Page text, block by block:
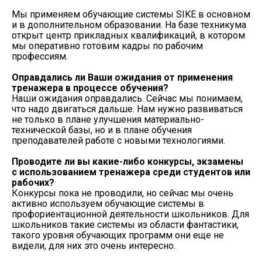
Мы применяем обучающие системы SIKE в основном
и в дополнительном образовании. На базе техникума
открыт центр прикладных квалификаций, в котором
мы оперативно готовим кадры по рабочим
профессиям.
Оправдались ли Ваши ожидания от применения
тренажера в процессе обучения?
Наши ожидания оправдались. Сейчас мы понимаем,
что надо двигаться дальше. Нам нужно развиваться
не только в плане улучшения материально-
технической базы, но и в плане обучения
преподавателей работе с новыми технологиями.
Проводите ли вы какие-либо конкурсы, экзамены
с использованием тренажера среди студентов или
рабочих?
Конкурсы пока не проводили, но сейчас мы очень
активно используем обучающие системы в
профориентационной деятельности школьников. Для
школьников такие системы из области фантастики,
такого уровня обучающих программ они еще не
видели, для них это очень интересно.